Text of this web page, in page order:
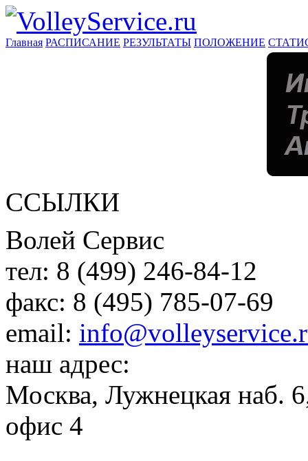
Главная РАСПИСАНИЕ РЕЗУЛЬТАТЫ ПОЛОЖЕНИЕ
ССЫЛКИ
Волей Сервис
тел: 8 (499) 246-84-12
факс: 8 (495) 785-07-69
email:
наш адрес:
Москва, Лужнецкая наб.
офис 4